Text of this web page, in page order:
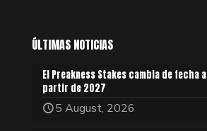
ÚLTIMAS NOTICIAS
El Preakness Stakes cambia de fecha a
partir de 2027
5 August, 2026